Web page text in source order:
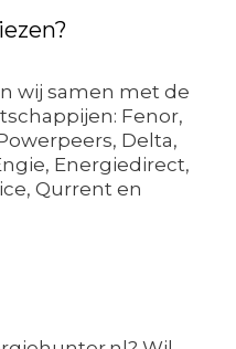
wij samen met de
Fenor,
Delta,
Energiedirect,
Qurrent en